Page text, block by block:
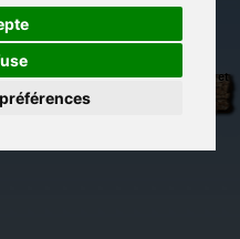
Activités
détente et jeux
Objets déco et